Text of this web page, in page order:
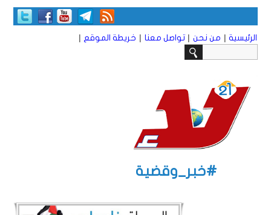
الرئيسية | من نحن | تواصل معنا | خريطة الموقع |
#خبر_وقضية